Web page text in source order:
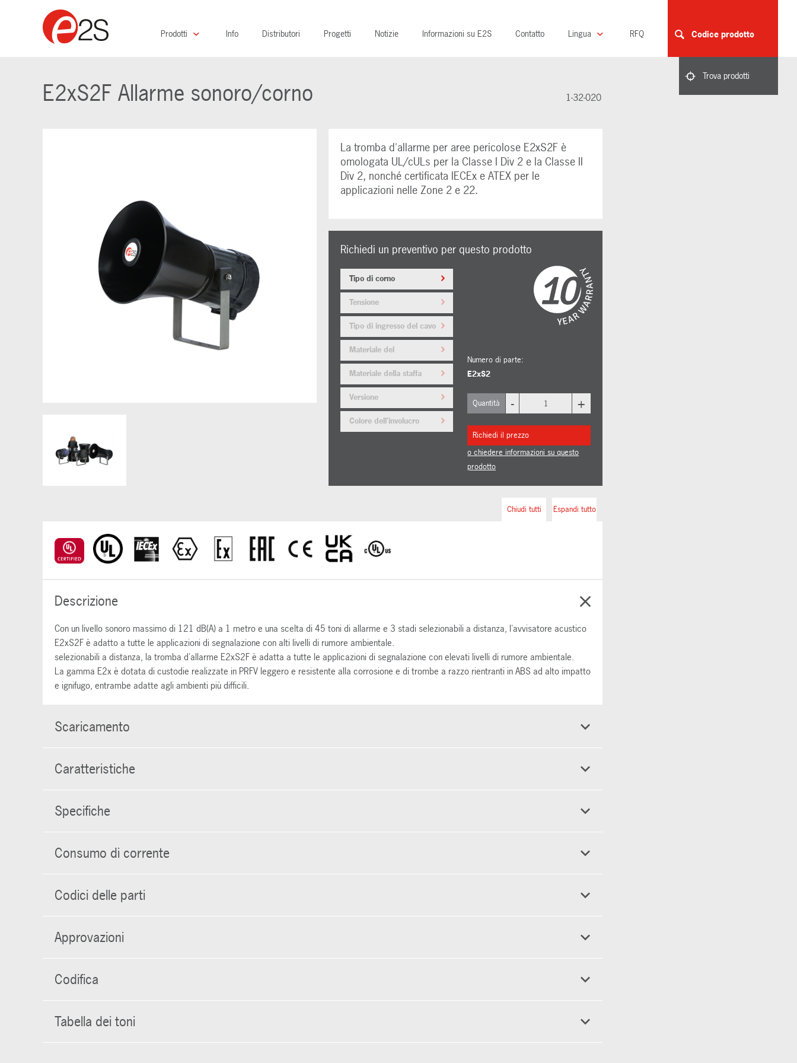
Prodotti Info Distributori Progetti Notizie Informazioni su E2S Contatto Lingua RFQ Codice prodotto
Trova prodotti
E2xS2F Allarme sonoro/corno 1-32-020
La tromba d'allarme per aree pericolose E2xS2F è
omologata UL/cULs per la Classe I Div 2 e la Classe II
Div 2, nonché certificata IECEx e ATEX per le
applicazioni nelle Zone 2 e 22.
Richiedi un preventivo per questo prodotto
Tipo di corno
Tensione
Tipo di ingresso del cavo
Materiale del
tappo/adattatore
Materiale della staffa
Versione
Colore dell'involucro
Numero di parte:
E2xS2
Quantità - +
Richiedi il prezzo
o chiedere informazioni su questo
prodotto
Espandi tutto
Chiudi tutti
Descrizione
Con un livello sonoro massimo di 121 dB(A) a 1 metro e una scelta di 45 toni di allarme e 3 stadi selezionabili a distanza, l'avvisatore acustico
E2xS2F è adatto a tutte le applicazioni di segnalazione con alti livelli di rumore ambientale.
selezionabili a distanza, la tromba d'allarme E2xS2F è adatta a tutte le applicazioni di segnalazione con elevati livelli di rumore ambientale.
La gamma E2x è dotata di custodie realizzate in PRFV leggero e resistente alla corrosione e di trombe a razzo rientranti in ABS ad alto impatto
e ignifugo, entrambe adatte agli ambienti più difficili.
Scaricamento
Caratteristiche
Specifiche
Consumo di corrente
Codici delle parti
Approvazioni
Codifica
Tabella dei toni